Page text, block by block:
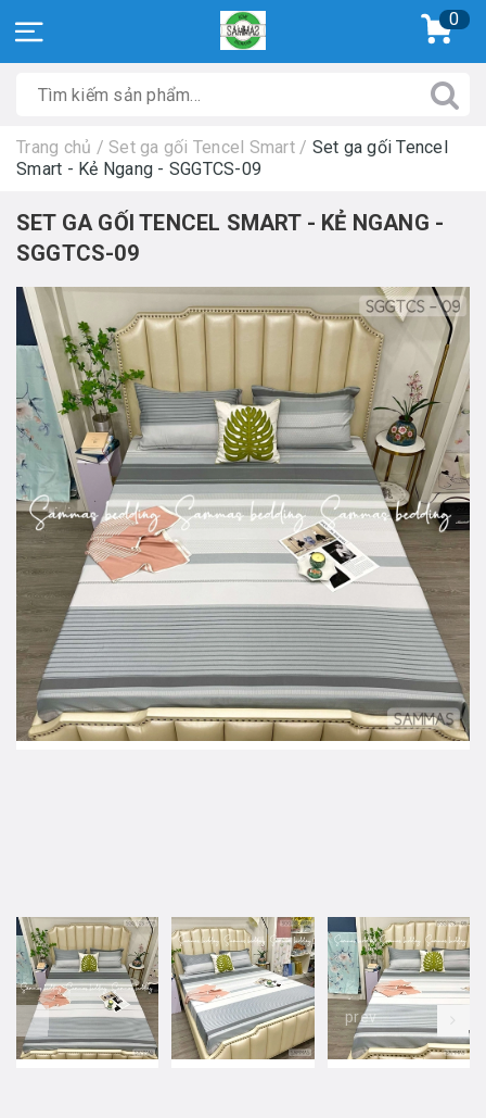
0
Trang chủ / Set ga gối Tencel Smart / Set ga gối Tencel
Smart - Kẻ Ngang - SGGTCS-09
SET GA GỐI TENCEL SMART - KẺ NGANG -
SGGTCS-09
prev